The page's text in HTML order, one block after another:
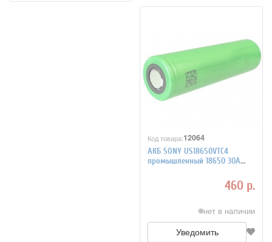
Код товара:12064
АКБ SONY US18650VTC4
промышленный 18650 30А
460 р.
нет в наличии
Уведомить